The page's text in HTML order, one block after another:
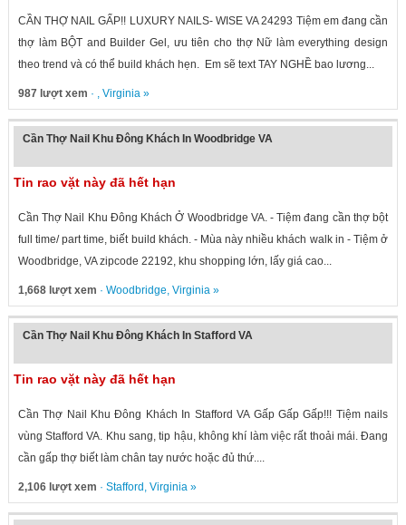
CẦN THỢ NAIL GẤP!! LUXURY NAILS- WISE VA 24293 Tiệm em đang cần
thợ làm BỘT and Builder Gel, ưu tiên cho thợ Nữ làm everything design
theo trend và có thể build khách hẹn. Em sẽ text TAY NGHỀ bao lương...
987 lượt xem · , Virginia»
Cần Thợ Nail Khu Đông Khách In Woodbridge VA
Tin rao vặt này đã hết hạn
Cần Thợ Nail Khu Đông Khách Ở Woodbridge VA. - Tiệm đang cần thợ bột
full time/ part time, biết build khách. - Mùa này nhiều khách walk in - Tiệm ở
Woodbridge, VA zipcode 22192, khu shopping lớn, lấy giá cao...
1,668 lượt xem · Woodbridge, Virginia»
Cần Thợ Nail Khu Đông Khách In Stafford VA
Tin rao vặt này đã hết hạn
Cần Thợ Nail Khu Đông Khách In Stafford VA Gấp Gấp Gấp!!! Tiệm nails
vùng Stafford VA. Khu sang, tip hậu, không khí làm việc rất thoải mái. Đang
cần gấp thợ biết làm chân tay nước hoặc đủ thứ....
2,106 lượt xem · Stafford , Virginia»